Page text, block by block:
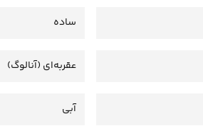
ساده
عقربه‌ای (آنالوگ)
آبی